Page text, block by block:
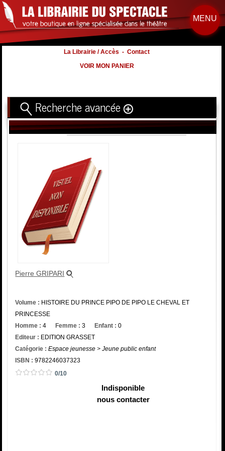
MENU
La Librairie / Accès -Contact
VOIR MON PANIER
Recherche avancée
Titre
Distribution:
Nb. d'hommes :
Nb. Femmes
Nb. Enfants
à
Catégorie
Pierre GRIPARI
Volume : HISTOIRE DU PRINCE PIPO DE PIPO LE CHEVAL ET
PRINCESSE
Homme : 4Femme : 3Enfant : 0
Editeur : EDITION GRASSET
Catégorie : Espace jeunesse > Jeune public enfant
ISBN : 9782246037323
0/10
Indisponible
nous contacter